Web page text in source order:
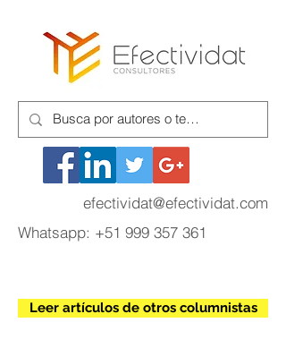
efectividat@efectividat.com
Whatsapp: +51 999 357 361
Leer artículos de otros columnistas